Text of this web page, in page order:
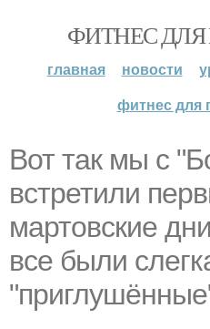
ФИТНЕС
главная новости
фитнес для
Вот так мы с
встретили
мартовские
все были